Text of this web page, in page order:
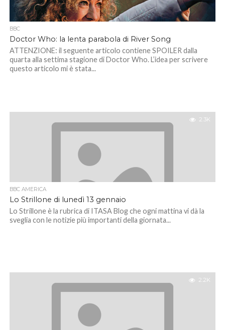
BBC
Doctor Who: la lenta parabola di River Song
ATTENZIONE: il seguente articolo contiene SPOILER dalla
quarta alla settima stagione di Doctor Who. L’idea per scrivere
questo articolo mi è stata...
2.3K
BBC AMERICA
Lo Strillone di lunedì 13 gennaio
Lo Strillone è la rubrica di ITASA Blog che ogni mattina vi dà la
sveglia con le notizie più importanti della giornata...
2.2K